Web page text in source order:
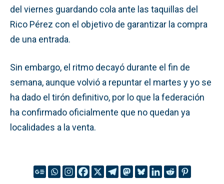
del viernes guardando cola ante las taquillas del
Rico Pérez con el objetivo de garantizar la compra
de una entrada.
Sin embargo, el ritmo decayó durante el fin de
semana, aunque volvió a repuntar el martes y yo se
ha dado el tirón definitivo, por lo que la federación
ha confirmado oficialmente que no quedan ya
localidades a la venta.